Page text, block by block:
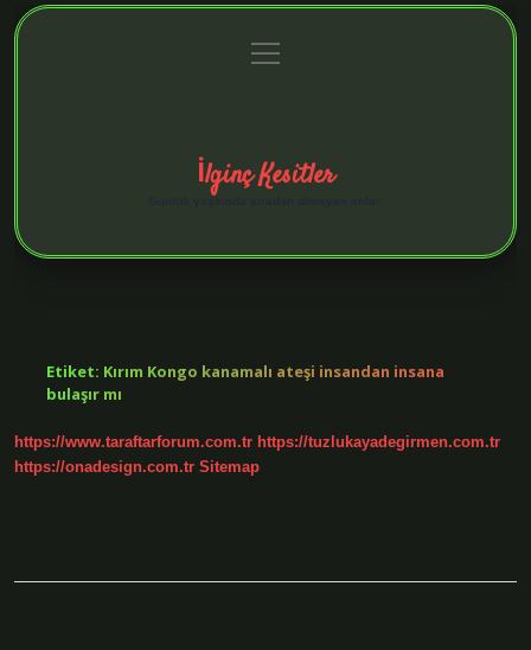
Gizlilik Politikası
menüyü
aç
İlginç Kesitler
Etiket: Kırım Kongo kanamalı ateşi insandan insana
bulaşır mı
https://www.taraftarforum.com.tr https://tuzlukayadegirmen.com.tr
https://onadesign.com.tr Sitemap